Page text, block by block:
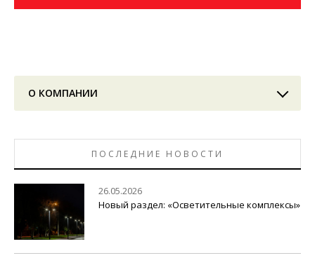
О КОМПАНИИ
ПОСЛЕДНИЕ НОВОСТИ
26.05.2026
Новый раздел: «Осветительные комплексы»